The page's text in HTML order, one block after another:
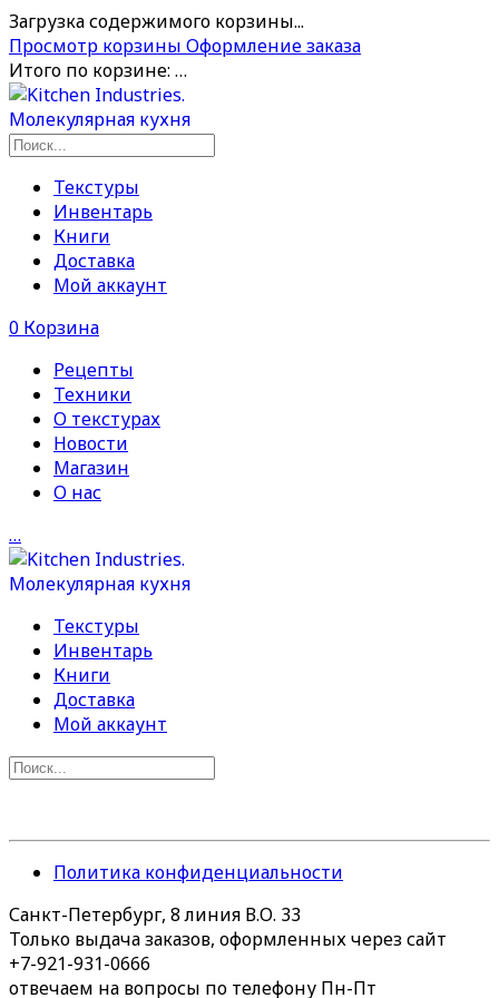
Загрузка содержимого корзины...
Просмотр корзины Оформление заказа
Итого по корзине: …
Текстуры
Инвентарь
Книги
Доставка
Мой аккаунт
0 Корзина
Рецепты
Техники
О текстурах
Новости
Магазин
О нас
…
Текстуры
Инвентарь
Книги
Доставка
Мой аккаунт
Политика конфиденциальности
Санкт-Петербург, 8 линия В.О. 33
Только выдача заказов, оформленных через сайт
+7-921-931-0666
отвечаем на вопросы по телефону Пн-Пт